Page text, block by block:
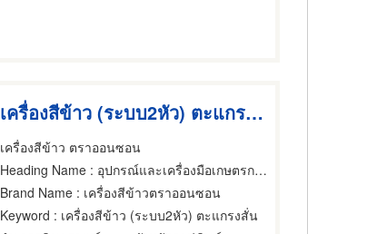
เครื่องสีข้าว (ระบบ2หัว) ตะแกรงสั่น
เครื่องสีข้าว ตราออนซอน
Heading Name : อุปกรณ์และเครื่องมือเกษตรกรรม,ผู้ติดตั้งเครื่องโม่และเครื่องสี,ขายส่งและผู้ผลิตชิ้นส่วนและอะไหล่เครื่องจักรกล
Brand Name : เครื่องสีข้าวตราออนซอน
Keyword : เครื่องสีข้าว (ระบบ2หัว) ตะแกรงสั่น